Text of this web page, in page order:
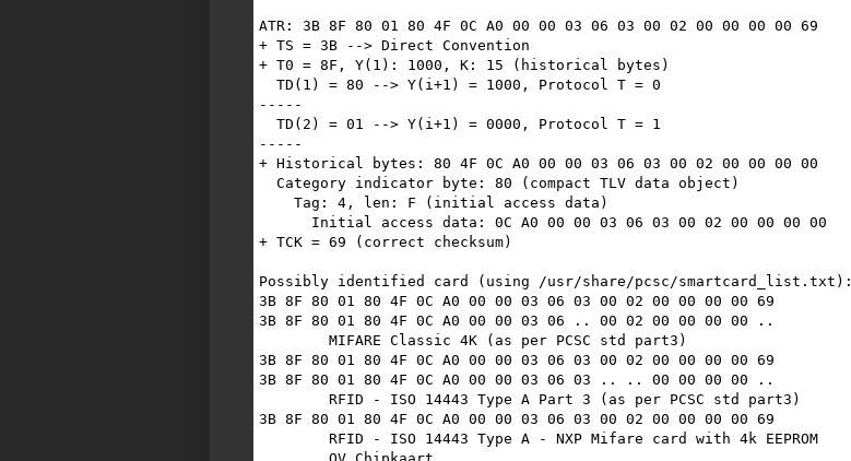
ATR: 3B 8F 80 01 80 4F 0C A0 00 00 03 06 03 00 02 00 00 00 00 69
+ TS = 3B --> Direct Convention
+ T0 = 8F, Y(1): 1000, K: 15 (historical bytes)
-----
-----
+ Historical bytes: 80 4F 0C A0 00 00 03 06 03 00 02 00 00 00 00
+ TCK = 69 (correct checksum)
Possibly identified card (using /usr/share/pcsc/smartcard_list.txt):
3B 8F 80 01 80 4F 0C A0 00 00 03 06 03 00 02 00 00 00 00 69
3B 8F 80 01 80 4F 0C A0 00 00 03 06 .. 00 02 00 00 00 00 ..
3B 8F 80 01 80 4F 0C A0 00 00 03 06 03 00 02 00 00 00 00 69
3B 8F 80 01 80 4F 0C A0 00 00 03 06 03 .. .. 00 00 00 00 ..
3B 8F 80 01 80 4F 0C A0 00 00 03 06 03 00 02 00 00 00 00 69